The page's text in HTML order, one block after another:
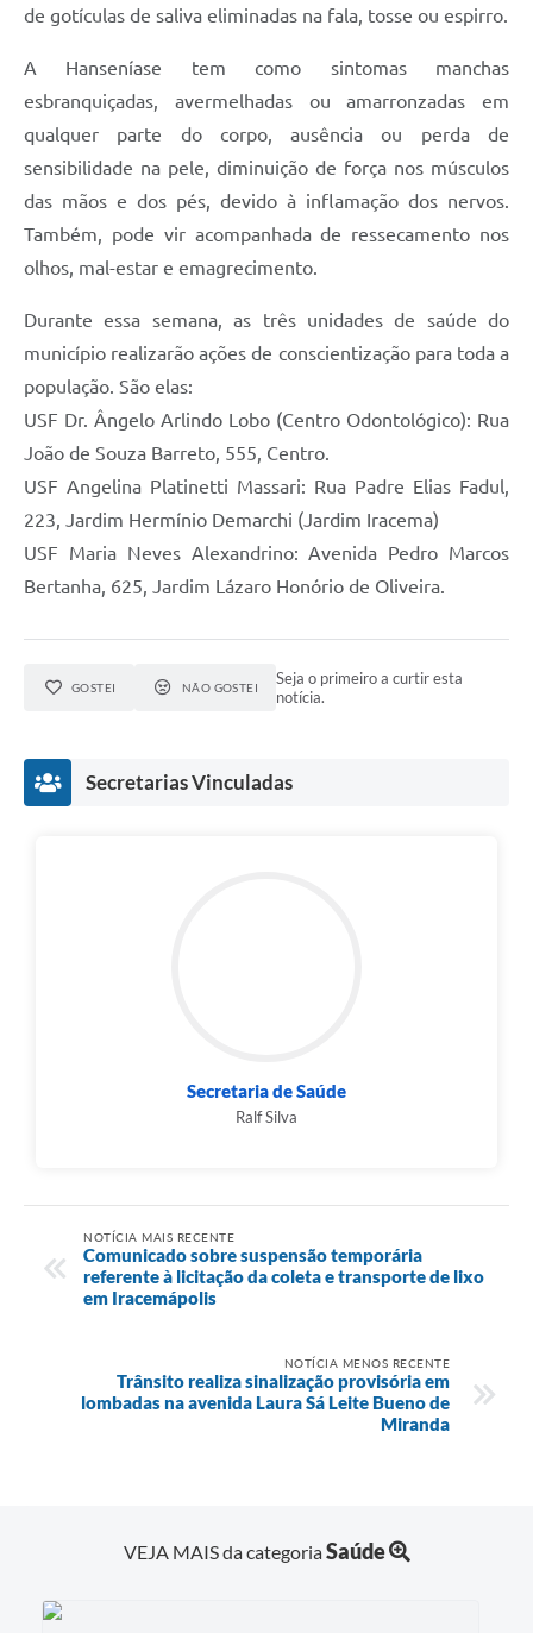
de gotículas de saliva eliminadas na fala, tosse ou espirro.
A Hanseníase tem como sintomas manchas
esbranquiçadas, avermelhadas ou amarronzadas em
qualquer parte do corpo, ausência ou perda de
sensibilidade na pele, diminuição de força nos músculos
das mãos e dos pés, devido à inflamação dos nervos.
Também, pode vir acompanhada de ressecamento nos
olhos, mal-estar e emagrecimento.
Durante essa semana, as três unidades de saúde do
município realizarão ações de conscientização para toda a
população. São elas:
USF Dr. Ângelo Arlindo Lobo (Centro Odontológico): Rua
João de Souza Barreto, 555, Centro.
USF Angelina Platinetti Massari: Rua Padre Elias Fadul,
223, Jardim Hermínio Demarchi (Jardim Iracema)
USF Maria Neves Alexandrino: Avenida Pedro Marcos
Bertanha, 625, Jardim Lázaro Honório de Oliveira.
GOSTEI NÃO GOSTEI
Seja o primeiro a curtir esta
notícia.
Secretarias Vinculadas
Secretaria de Saúde
Ralf Silva
NOTÍCIA MAIS RECENTE
Comunicado sobre suspensão temporária
referente à licitação da coleta e transporte de lixo
em Iracemápolis
NOTÍCIA MENOS RECENTE
Trânsito realiza sinalização provisória em
lombadas na avenida Laura Sá Leite Bueno de
Miranda
VEJA MAIS da categoriaSaúde